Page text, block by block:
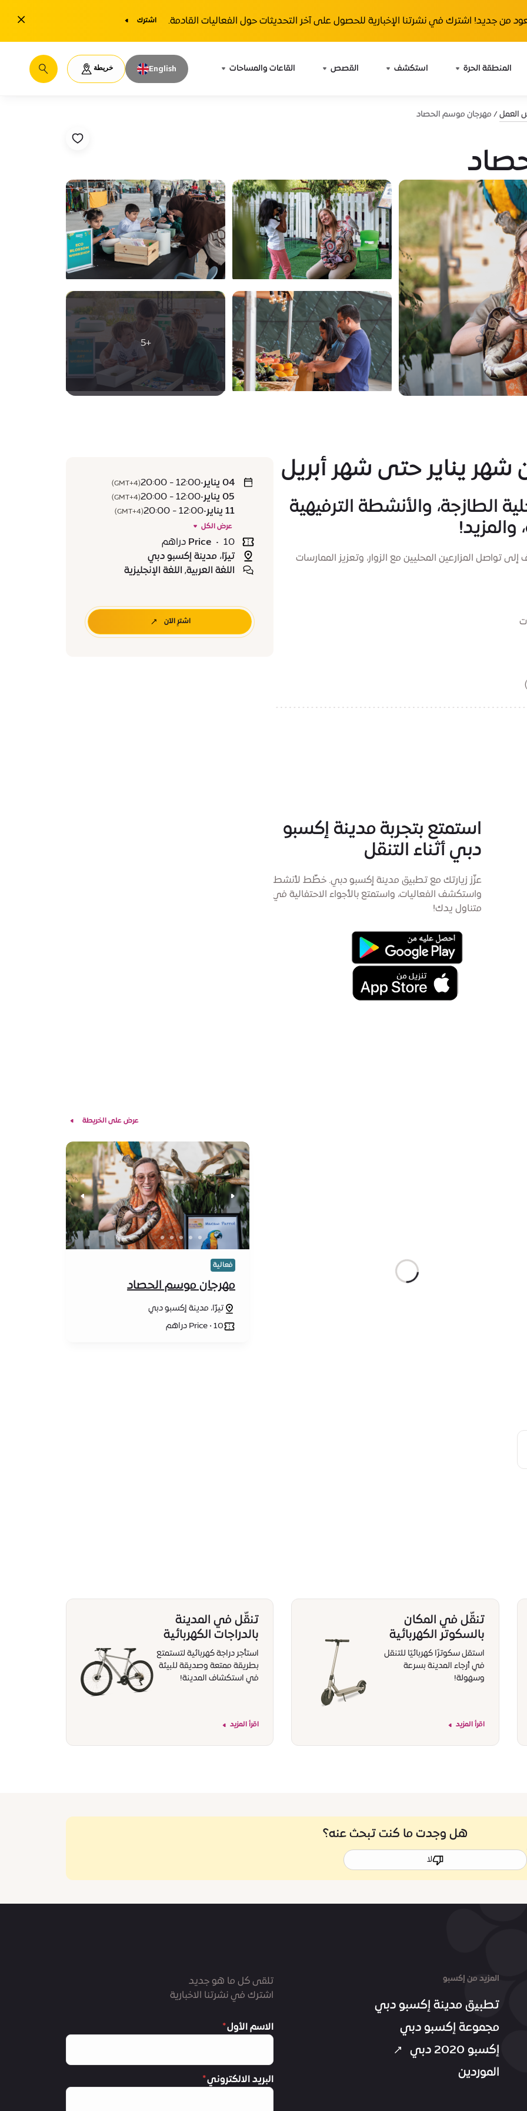
من جديد! اشترك في نشرتنا الإخبارية للحصول على آخر التحديثات حول الفعاليات القادمة. اشترك
المنطقة الحرة استكشف القصص القاعات والمساحات English خريطة
يبحث
العمل مهرجان موسم الحصاد
+5
04 يناير •
12:00 - 20:00
(GMT+4)
05 يناير •
12:00 - 20:00
(GMT+4)
11 يناير •
12:00 - 20:00
(GMT+4)
عرض الكل
Price • 10 دراهم
تيرّا، مدينة إكسبو دبي
اللغة العربية, اللغة الإنجليزية
اشترِ الآن
يناير حتى شهر أبريل
الطازجة، والأنشطة الترفيهية
تواصل المزارعين المحليين مع الزوار، وتعزيز الممارسات
استمتع بتجربة مدينة إكسبو
دبي أثناء التنقل
عزّز زيارتك مع تطبيق مدينة إكسبو دبي. خطِّط لأنشطتك،
واستكشف الفعاليات، واستمتع بالأجواء الاحتفالية في
متناول يدك!
عرض على الخريطة
فعالية
مهرجان موسم الحصاد
تيرّا، مدينة إكسبو دبي
Price • 10 دراهم
تنقّل في المكان
بالسكوتر الكهربائية
استقل سكوترًا كهربائيًا للتنقل
في أرجاء المدينة بسرعة
وسهولة!
اقرأ المزيد
تنقّل في المدينة
بالدراجات الكهربائية
استأجر دراجة كهربائية لتستمتع
بطريقة ممتعة وصديقة للبيئة
في استكشاف المدينة!
اقرأ المزيد
هل وجدت ما كنت تبحث عنه؟
لا
المزيد من إكسبو
تطبيق مدينة إكسبو دبي
مجموعة إكسبو دبي
إكسبو 2020 دبي
الموردين
تلقى كل ما هو جديد
اشترك في نشرتنا الاخبارية
الاسم الأول
البريد الالكتروني